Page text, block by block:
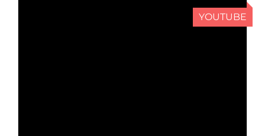
YOUTUBE